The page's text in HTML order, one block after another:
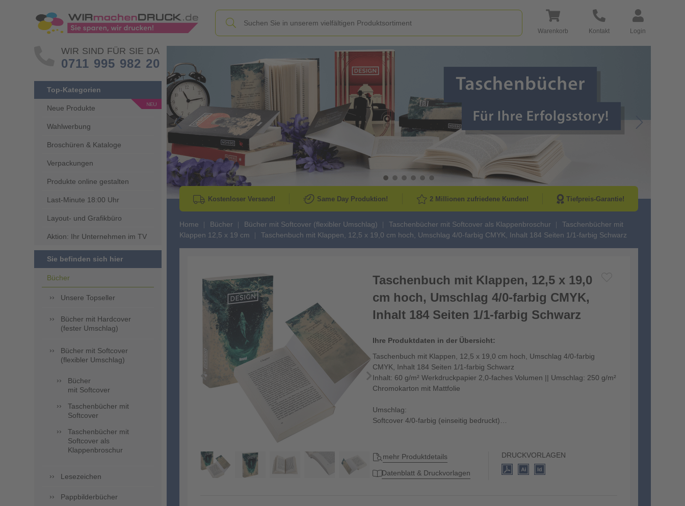
Warenkorb Kontakt Login
WIR SIND FÜR SIE DA
0711 995 982 20
Top-Kategorien
Neue Produkte
Wahlwerbung
Broschüren & Kataloge
Verpackungen
Produkte online gestalten
Last-Minute 18:00 Uhr
Layout- und Grafikbüro
Aktion: Ihr Unternehmen im TV
Sie befinden sich hier
Bücher
Unsere Topseller
Bücher mit Hardcover
(fester Umschlag)
Bücher mit Softcover
(flexibler Umschlag)
Bücher
mit Softcover
Taschenbücher mit
Softcover
Taschenbücher mit
Softcover als
Klappenbroschur
Lesezeichen
Pappbilderbücher
Go to Previous Slide Go to Next
Kostenloser Versand! Same Day Produktion! 2 Millionen zufriedene Kunden! Tiefpreis-Garantie!
Home Bücher Bücher mit Softcover (flexibler Umschlag) Taschenbücher mit Softcover als Klappenbroschur
Taschenbücher mit
Klappen 12,5 x 19 cm
Taschenbuch mit Klappen, 12,5 x 19,0 cm hoch, Umschlag 4/0-farbig CMYK, Inhalt 184 Seiten 1/1-farbig Schwarz
Taschenbuch mit Klappen, 12,5 x 19,0
cm hoch, Umschlag 4/0-farbig CMYK,
Inhalt 184 Seiten 1/1-farbig Schwarz
Ihre Produktdaten in der Übersicht:
Taschenbuch mit Klappen, 12,5 x 19,0 cm hoch, Umschlag 4/0-farbig
CMYK, Inhalt 184 Seiten 1/1-farbig Schwarz
Inhalt: 60 g/m² Werkdruckpapier 2,0-faches Volumen || Umschlag: 250 g/m²
Chromokarton mit Mattfolie
Umschlag:
Softcover 4/0-farbig (einseitig bedruckt)
mehr Produktdetails
Datenblatt & Druckvorlagen
DRUCKVORLAGEN